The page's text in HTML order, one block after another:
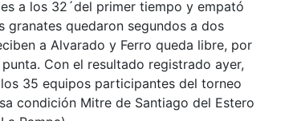
a los 32´del primer tiempo y empató
granates quedaron segundos a dos
a Alvarado y Ferro queda libre, por
Con el resultado registrado ayer,
35 equipos participantes del torneo
condición Mitre de Santiago del Estero